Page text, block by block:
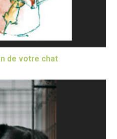
de votre chat